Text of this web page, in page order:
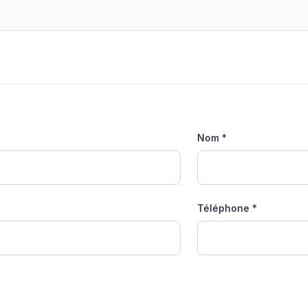
Nom *
Téléphone *